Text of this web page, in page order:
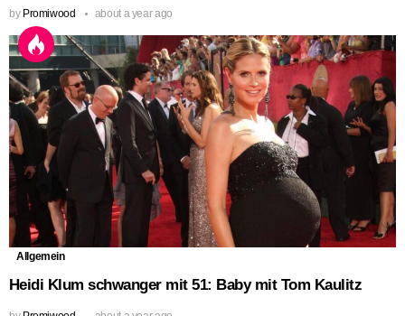
by Promiwood about a year ago
Allgemein
Heidi Klum schwanger mit 51: Baby mit Tom Kaulitz